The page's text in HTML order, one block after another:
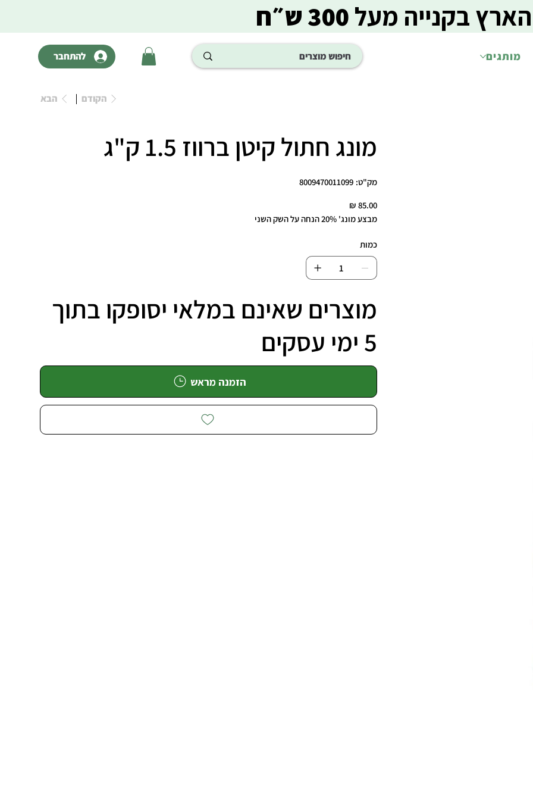
מותגים להתחבר
בקנייה מעל300 ש״ח
הקודם הבא
מונג חתול קיטן ברווז 1.5 ק"ג
מק"ט:
מק"ט
8009470011099
8009470011099
מחיר
‏85.00 ‏₪
מבצע מונג' 20% הנחה על השק השני
כמות
מוצרים שאינם במלאי יסופקו בתוך
5 ימי עסקים
הזמנה מראש